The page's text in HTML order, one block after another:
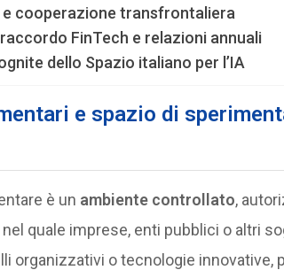
e cooperazione transfrontaliera
FinTech e relazioni annuali
dello Spazio italiano per l’IA
e spazio di
è un ambiente controllato,
quale imprese, enti pubblici o altri
organizzativi o tecnologie innovative,